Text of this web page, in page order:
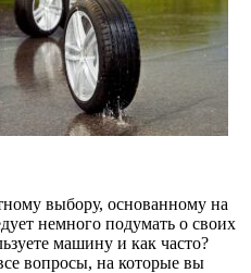
выбору, основанному на
немного подумать о своих
машину и как часто?
вопросы, на которые вы